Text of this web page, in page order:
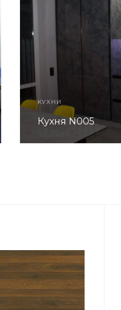
КУХНИ
Кухня N005